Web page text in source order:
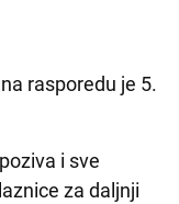
rasporedu je 5.
i sve
za daljnji